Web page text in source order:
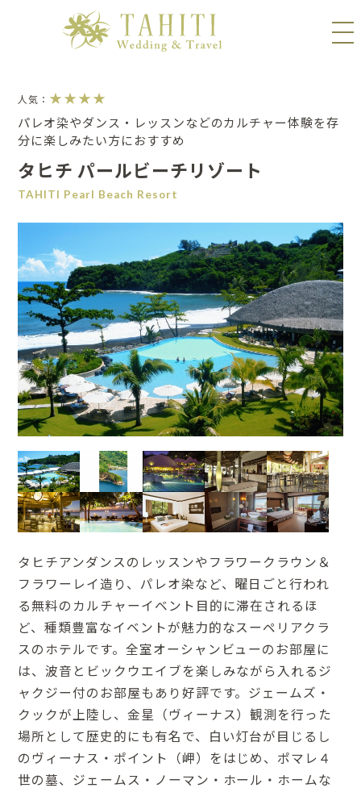
人気： ★★★★
パレオ染やダンス・レッスンなどのカルチャー体験を存
分に楽しみたい方におすすめ
タヒチ パールビーチリゾート
TAHITI Pearl Beach Resort
タヒチアンダンスのレッスンやフラワークラウン＆
フラワーレイ造り、パレオ染など、曜日ごと行われ
る無料のカルチャーイベント目的に滞在されるほ
ど、種類豊富なイベントが魅力的なスーペリアクラ
スのホテルです。全室オーシャンビューのお部屋に
は、波音とビックウエイブを楽しみながら入れるジ
ャクジー付のお部屋もあり好評です。ジェームズ・
クックが上陸し、金星（ヴィーナス）観測を行った
場所として歴史的にも有名で、白い灯台が目じるし
のヴィーナス・ポイント（岬）をはじめ、ポマレ４
世の墓、ジェームス・ノーマン・ホール・ホームな